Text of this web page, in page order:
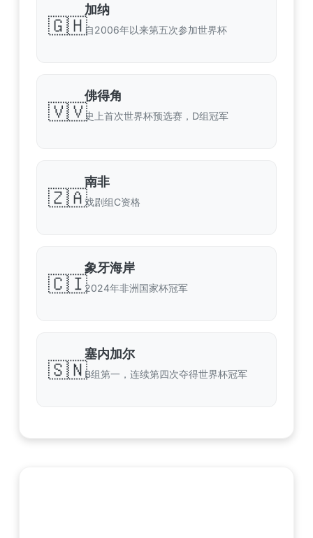
🇬🇭
加纳
自2006年以来第五次参加世界杯
🇻🇻
佛得角
史上首次世界杯预选赛，D组冠军
🇿🇦
南非
戏剧组C资格
🇨🇮
象牙海岸
2024年非洲国家杯冠军
🇸🇳
塞内加尔
B组第一，连续第四次夺得世界杯冠军